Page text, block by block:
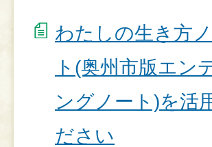
わたしの生き方
ト(奥州市版エン
ングノート)を活
ださい